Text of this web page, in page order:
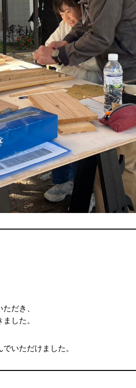
だき、
した。
いただけました。